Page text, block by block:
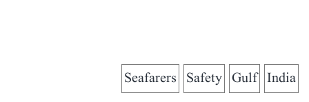
India
Gulf
Safety
Seafarers